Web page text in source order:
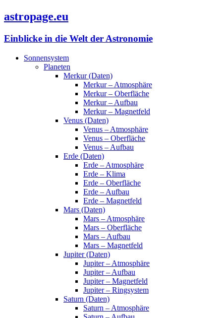
astropage.eu
Einblicke in die Welt der Astronomie
Sonnensystem
Planeten
Merkur (Daten)
Merkur – Atmosphäre
Merkur – Oberfläche
Merkur – Aufbau
Merkur – Magnetfeld
Venus (Daten)
Venus – Atmosphäre
Venus – Oberfläche
Venus – Aufbau
Erde (Daten)
Erde – Atmosphäre
Erde – Klima
Erde – Oberfläche
Erde – Aufbau
Erde – Magnetfeld
Mars (Daten)
Mars – Atmosphäre
Mars – Oberfläche
Mars – Aufbau
Mars – Magnetfeld
Jupiter (Daten)
Jupiter – Atmosphäre
Jupiter – Aufbau
Jupiter – Magnetfeld
Jupiter – Ringsystem
Saturn (Daten)
Saturn – Atmosphäre